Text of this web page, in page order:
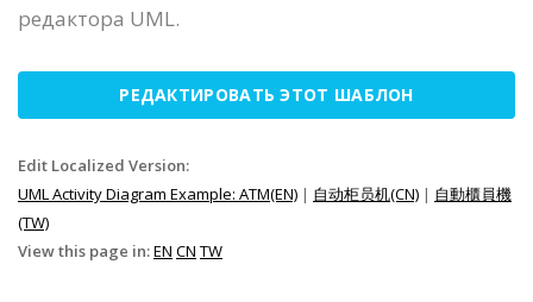
редактора UML.
РЕДАКТИРОВАТЬ ЭТОТ ШАБЛОН
Edit Localized Version:
UML Activity Diagram Example: ATM(EN) | 自动柜员机(CN) | 自動櫃員機
(TW)
View this page in:EN CN TW